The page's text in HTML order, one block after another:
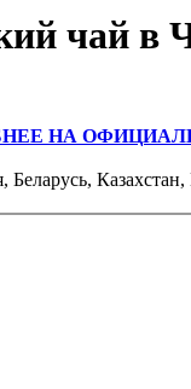
чай в
НА
Беларусь,